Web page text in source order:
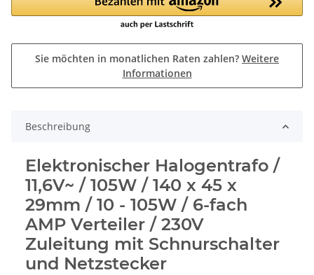
Sie möchten in monatlichen Raten zahlen? Weitere
Informationen
Beschreibung
Elektronischer Halogentrafo /
11,6V~ / 105W / 140 x 45 x
29mm / 10 - 105W / 6-fach
AMP Verteiler / 230V
Zuleitung mit Schnurschalter
und Netzstecker